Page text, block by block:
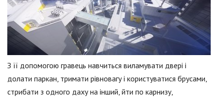
З її допомогою гравець навчиться виламувати двері і
долати паркан, тримати рівновагу і користуватися брусами,
стрибати з одного даху на інший, йти по карнизу,